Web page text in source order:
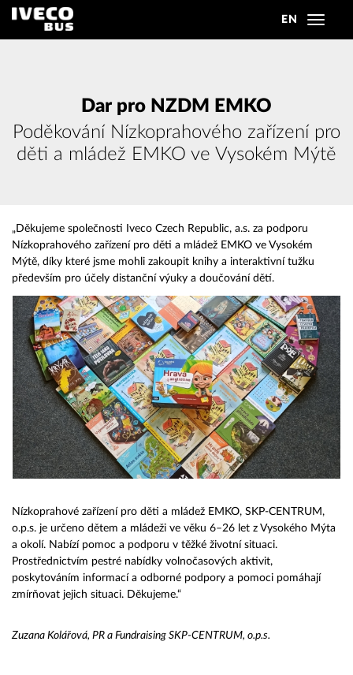
EN
Toggle
Dar pro NZDM EMKO
Poděkování Nízkoprahového zařízení pro
děti a mládež EMKO ve Vysokém Mýtě
„Děkujeme společnosti Iveco Czech Republic, a.s. za podporu
Nízkoprahového zařízení pro děti a mládež EMKO ve Vysokém
Mýtě, díky které jsme mohli zakoupit knihy a interaktivní tužku
především pro účely distanční výuky a doučování dětí.
Nízkoprahové zařízení pro děti a mládež EMKO, SKP-CENTRUM,
o.p.s. je určeno dětem a mládeži ve věku 6–26 let z Vysokého Mýta
a okolí. Nabízí pomoc a podporu v těžké životní situaci.
Prostřednictvím pestré nabídky volnočasových aktivit,
poskytováním informací a odborné podpory a pomoci pomáhají
zmírňovat jejich situaci. Děkujeme.“
Zuzana Kolářová, PR a Fundraising SKP-CENTRUM, o.p.s.